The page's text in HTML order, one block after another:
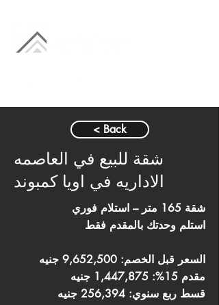
< Back
شقة للبيع في العاصمه
الاداريه في اويا كمبوند
شقة 165 متر – استلام فوري
استلم وحدتك بالمقدم فقط
السعر قبل الخصم: 9,652,500 جنيه
مقدم 15%: 1,447,875 جنيه
قسط ربع سنوي: 256,394 جنيه